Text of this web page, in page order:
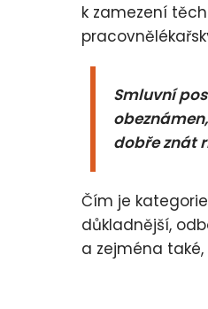
k zamezení
Smluvní
dobře znát
Čím je
důkladnější,
a zejména